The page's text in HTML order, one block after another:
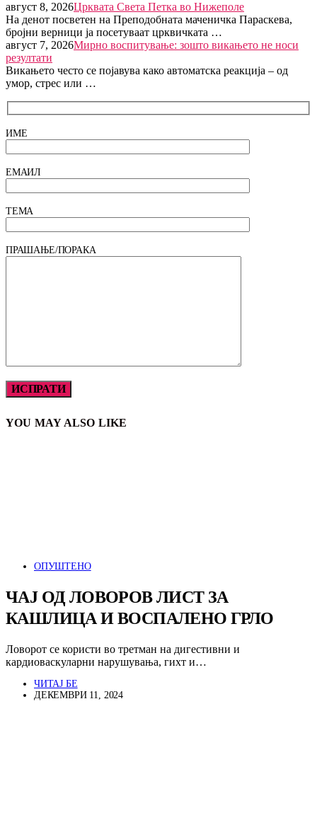
август 8, 2026Црквата Света Петка во Нижеполе
На денот посветен на Преподобната маченичка Параскева,
бројни верници ја посетуваат црквичката …
август 7, 2026Мирно воспитување: зошто викањето не носи
резултати
Викањето често се појавува како автоматска реакција – од
умор, стрес или …
ИМЕ
ЕМАИЛ
ТЕМА
ПРАШАЊЕ/ПОРАКА
YOU MAY ALSO LIKE
ОПУШТЕНО
ЧАЈ ОД ЛОВОРОВ ЛИСТ ЗА
КАШЛИЦА И ВОСПАЛЕНО ГРЛО
Ловорот се користи во третман на дигестивни и
кардиоваскуларни нарушувања, гихт и…
ЧИТАЈ БЕ
ДЕКЕМВРИ 11, 2024